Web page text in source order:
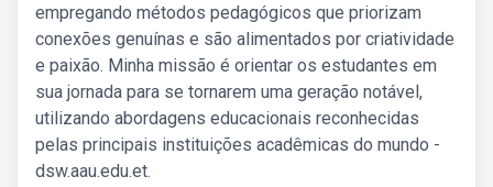
empregando métodos pedagógicos que priorizam
conexões genuínas e são alimentados por criatividade
e paixão. Minha missão é orientar os estudantes em
sua jornada para se tornarem uma geração notável,
utilizando abordagens educacionais reconhecidas
pelas principais instituições acadêmicas do mundo -
dsw.aau.edu.et.